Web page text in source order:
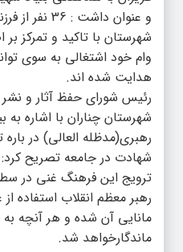
و عنوان داشت :
شهرستان با تاکید و تمرکز
وام خود اشتغالی به سوی
هدایت شده اند.
رئیس شورای حفظ آثار و
شهرستان چناران با اشاره به
رهبری(مدظله العالی) در
شهادت در جامعه تصریح کرد:
ترویج این فرهنگ غنی در
رهبر معظم انقلاب استفاده
مانایی آن شده و هر آنچه به
ماندگارخواهد شد.